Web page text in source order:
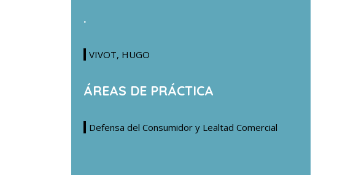
.
VIVOT, HUGO
ÁREAS DE PRÁCTICA
Defensa del Consumidor y Lealtad Comercial